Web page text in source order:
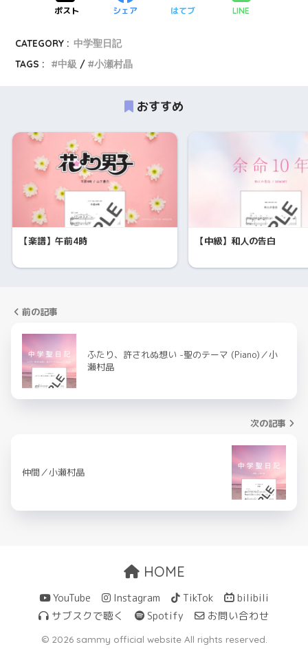
ポスト シェア はてブ LINE
CATEGORY : 中学聖日記
TAGS :
中級 小瀬村晶
おすすめ
【楽譜】午前4時 【中級】和人の告白
前の記事
ふたり、許されぬ想い -聖のテーマ (Piano)／小
瀬村晶
次の記事
仲間／小瀬村晶
HOME
YouTube Instagram TikTok
bilibili
サブスクで聴く
Spotify お問い合わせ
© 2026 sammy official website All rights reserved.